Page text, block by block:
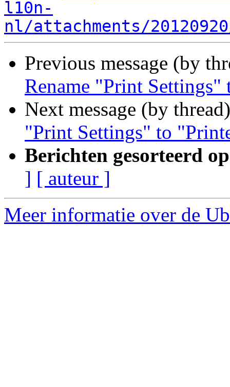
l10n-
nl/attachments/
Previous message (by
Rename "Print
Next message (by
"Print Settings" to
Berichten gesorteerd
] [ auteur ]
Meer informatie over de